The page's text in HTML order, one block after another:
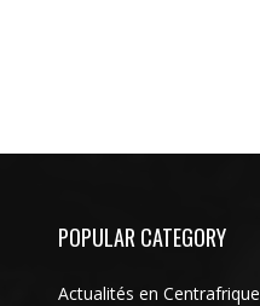
POPULAR CATEGORY
Actualités en Centrafrique